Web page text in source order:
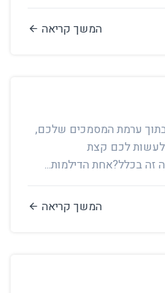
המשך קריאה
ערמת המסמכים שלכם,
לכם קצת
זה בכלל?אחת הדילמות...
המשך קריאה